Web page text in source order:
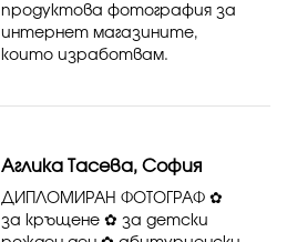
продуктова фотография за
интернет магазините,
които изработвам.
Аглика Тасева, София
ДИПЛОМИРАН ФОТОГРАФ ✿
за кръщене ✿ за детски